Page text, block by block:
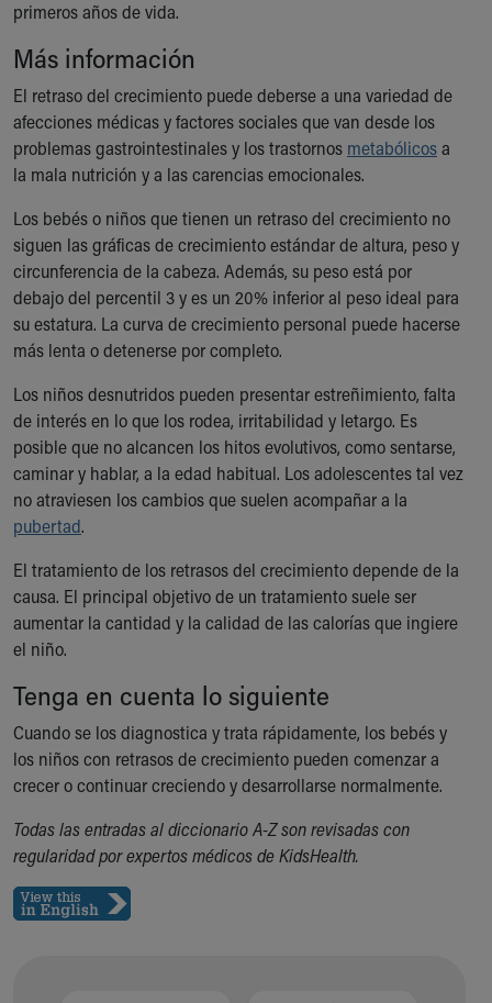
Ronald McDonald House Care Mobile
Symptom Checker
Financial Services
Price Estimates
Family Supports
Sports Health Services Provider for Akron Zips
Find a Pediatrics Location
Find a Pediatrician
MyChart
Make an Appointment
Breastfeeding Medicine
Child Passenger Safety
Safe Sleep for Babies
Safe Sleep
About Akron Children's Pediatrics
Who We Are
Building a Brighter Future
Our Mission, Vision, Promise
Calendar of Events
Community Mission
Connect With Us
Our Culture of Caring
Newsroom
Quality and Patient Safety
Unity and Engagement
Women's Board
Our History
Cincinnati Children's
Your Visit
MyChart Telehealth Visits
Directions
primeros años de vida.
Más información
El retraso del crecimiento puede deberse a una variedad de
afecciones médicas y factores sociales que van desde los
problemas gastrointestinales y los trastornos metabólicosa
la mala nutrición y a las carencias emocionales.
Los bebés o niños que tienen un retraso del crecimiento no
siguen las gráficas de crecimiento estándar de altura, peso y
circunferencia de la cabeza. Además, su peso está por
debajo del percentil 3 y es un 20% inferior al peso ideal para
su estatura. La curva de crecimiento personal puede hacerse
más lenta o detenerse por completo.
Los niños desnutridos pueden presentar estreñimiento, falta
de interés en lo que los rodea, irritabilidad y letargo. Es
posible que no alcancen los hitos evolutivos, como sentarse,
caminar y hablar, a la edad habitual. Los adolescentes tal vez
no atraviesen los cambios que suelen acompañar a la
pubertad.
El tratamiento de los retrasos del crecimiento depende de la
causa. El principal objetivo de un tratamiento suele ser
aumentar la cantidad y la calidad de las calorías que ingiere
el niño.
Tenga en cuenta lo siguiente
Cuando se los diagnostica y trata rápidamente, los bebés y
los niños con retrasos de crecimiento pueden comenzar a
crecer o continuar creciendo y desarrollarse normalmente.
Todas las entradas al diccionario A-Z son revisadas con
regularidad por expertos médicos de KidsHealth.